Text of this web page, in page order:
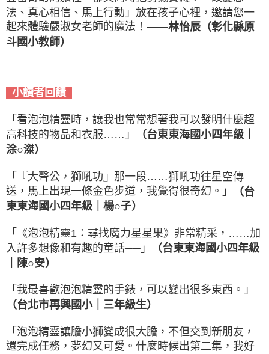
法、真心相信、馬上行動」放在孩子心裡，邀請您一
起來體驗嚴淑女老師的魔法！ ——林怡辰（彰化縣原
斗國小教師）
小讀者回饋
「看泡泡精靈時，讓我也常常想著我可以發明什麼超
高科技的物品和衣服……」
（台東東海國小四年級｜
涂○滐）
「『大聲公，獅吼功』那一段……獅吼功往星空傳
送，馬上出現一條金色步道，我覺得很奇幻。」
（台
東東海國小四年級｜楊○子）
「《泡泡精靈1：尋找魔力星星果》非常精采，……加
入許多想像和有趣的童話──」
（台東東海國小四年級
｜陳○安）
「我最喜歡泡泡精靈的手錶，可以變出很多東西。」
（台北市再興國小｜三年級生）
「泡泡精靈讓膽小獅變成很大膽，不但交到新朋友，
還完成任務，夢幻又可愛。什麼時候出第二集，我好